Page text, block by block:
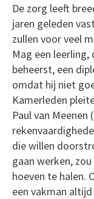
De zorg leeft
jaren geleden
zullen voor veel
Mag een
beheerst, een
omdat hij niet
Kamerleden
Paul van Meenen
die willen
gaan werken,
hoeven te halen.
een vakman